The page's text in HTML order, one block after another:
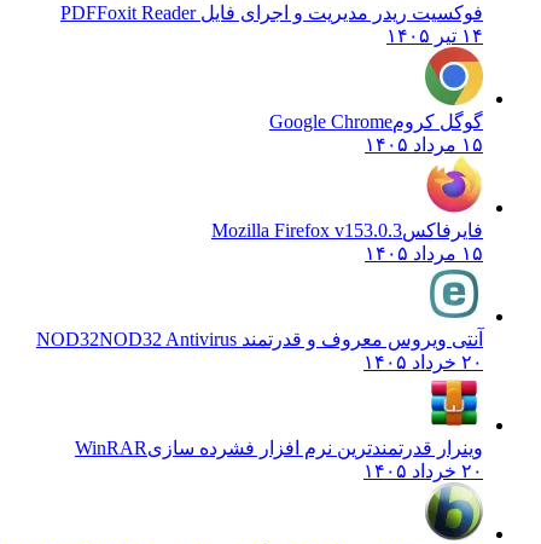
فوکسیت ریدر مدیریت و اجرای فایل PDF Foxit Reader
۱۴ تیر ۱۴۰۵
گوگل کرومGoogle Chrome
۱۵ مرداد ۱۴۰۵
فایرفاکسMozilla Firefox v153.0.3
۱۵ مرداد ۱۴۰۵
آنتی ویروس معروف و قدرتمند NOD32NOD32 Antivirus
۲۰ خرداد ۱۴۰۵
وینرار قدرتمندترین نرم افزار فشرده سازیWinRAR
۲۰ خرداد ۱۴۰۵